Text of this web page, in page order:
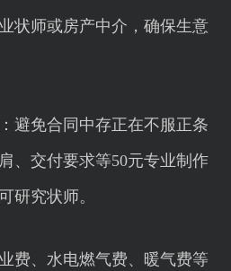
状师或房产中介，确保生意
免合同中存正在不服正条
、交付要求等50元专业制作
研究状师。
、水电燃气费、暖气费等